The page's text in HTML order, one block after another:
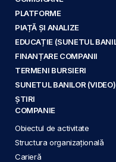
PLATFORME
PIAȚĂ ȘI ANALIZE
EDUCAȚIE (SUNETUL
FINANȚARE COMPANII
TERMENI BURSIERI
SUNETUL BANILOR (VIDEO)
ȘTIRI
COMPANIE
Obiectul de activitate
Structura organizațională
Carieră